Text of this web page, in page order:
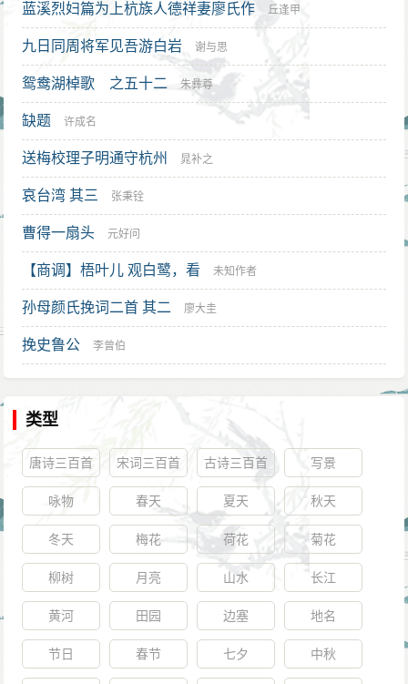
蓝溪烈妇篇为上杭族人德祥妻廖氏作 丘逢甲
九日同周将军见吾游白岩 谢与思
鸳鸯湖棹歌 之五十二 朱彝尊
缺题 许成名
送梅校理子明通守杭州 晁补之
哀台湾 其三 张秉铨
曹得一扇头 元好问
【商调】梧叶儿 观白鹭，看 未知作者
孙母颜氏挽词二首 其二 廖大圭
挽史鲁公 李曾伯
类型
唐诗三百首 宋词三百首 古诗三百首 写景
咏物 春天 夏天 秋天
冬天 梅花 荷花 菊花
柳树 月亮 山水 长江
黄河 田园 边塞 地名
节日 春节 七夕 中秋